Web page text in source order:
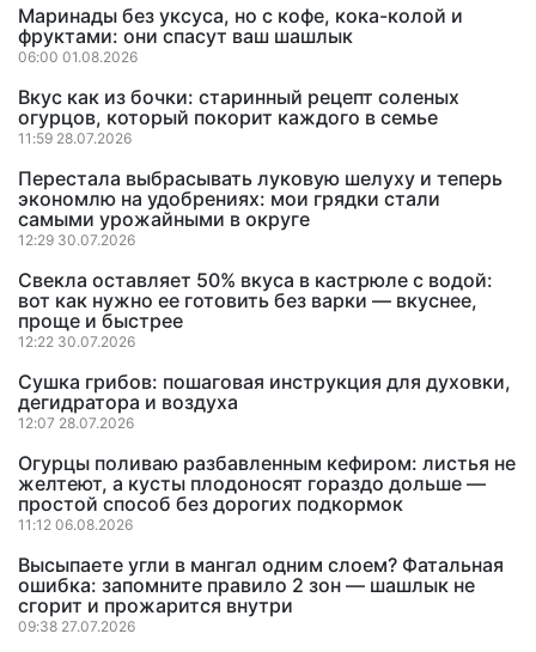
Маринады без уксуса, но с кофе, кока-колой и
фруктами: они спасут ваш шашлык
06:00 01.08.2026
Вкус как из бочки: старинный рецепт соленых
огурцов, который покорит каждого в семье
11:59 28.07.2026
Перестала выбрасывать луковую шелуху и теперь
экономлю на удобрениях: мои грядки стали
самыми урожайными в округе
12:29 30.07.2026
Свекла оставляет 50% вкуса в кастрюле с водой:
вот как нужно ее готовить без варки — вкуснее,
проще и быстрее
12:22 30.07.2026
Сушка грибов: пошаговая инструкция для духовки,
дегидратора и воздуха
12:07 28.07.2026
Огурцы поливаю разбавленным кефиром: листья не
желтеют, а кусты плодоносят гораздо дольше —
простой способ без дорогих подкормок
11:12 06.08.2026
Высыпаете угли в мангал одним слоем? Фатальная
ошибка: запомните правило 2 зон — шашлык не
сгорит и прожарится внутри
09:38 27.07.2026